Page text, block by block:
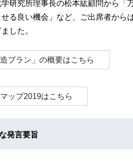
研究所理事長の松本紘顧問から「
る良い機会」など、ご出席者から
した。
プラン」の概要はこちら
ップ2019はこちら
発言要旨